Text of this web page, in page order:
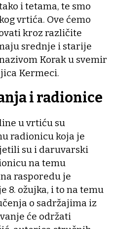
i tetama, te smo
vrtića. Ove ćemo
kroz različite
srednje i starije
Korak u svemir
Kermeci.
i radionice
u vrtiću su
radionicu koja je
su i daruvarski
na temu
rasporedu je
8. ožujka, i to na temu
o sadržajima iz
će održati